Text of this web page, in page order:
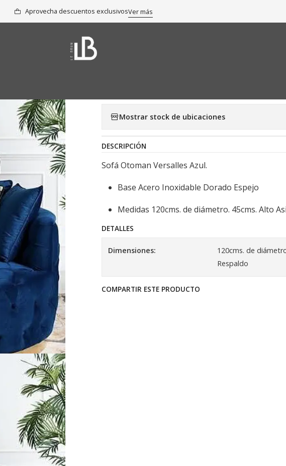
Aprovecha descuentos exclusivosVer más
Colección Sillones Sofá Otoman Versalles Azul
Mostrar stock de ubicaciones
DESCRIPCIÓN
Sofá Otoman Versalles Azul.
Base Acero Inoxidable Dorado Espejo
Medidas 120cms. de diámetro. 45cms. Alto
DETALLES
Dimensiones:
120cms. de
Respaldo
COMPARTIR ESTE PRODUCTO